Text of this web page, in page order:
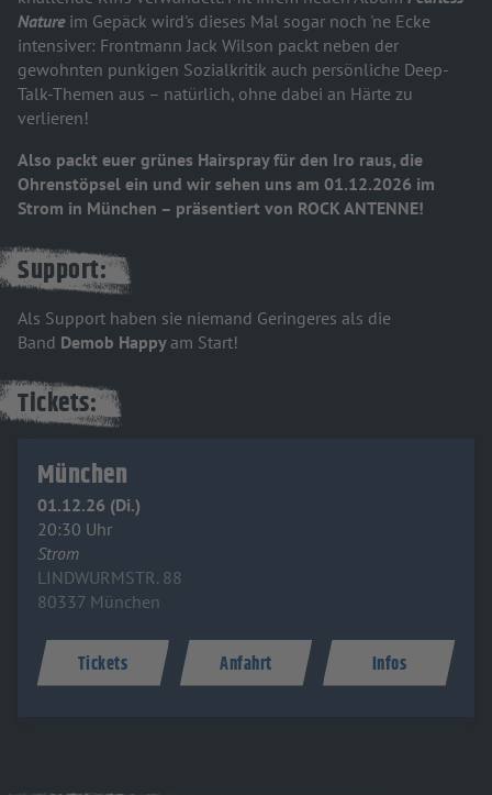
Natureim Gepäck wird's dieses Mal sogar noch 'ne Ecke
intensiver: Frontmann Jack Wilson packt neben der
gewohnten punkigen Sozialkritik auch persönliche Deep-
Talk-Themen aus – natürlich, ohne dabei an Härte zu
verlieren!
Also packt euer grünes Hairspray für den Iro raus, die
Ohrenstöpsel ein und wir sehen uns am 01.12.2026 im
Strom in München – präsentiert von ROCK ANTENNE!
Support:
Als Support haben sie niemand Geringeres als die
Band Demob Happyam Start!
Tickets:
München
01.12.26 (Di.)
20:30 Uhr
Strom
LINDWURMSTR. 88
80337 München
Tickets Anfahrt Infos